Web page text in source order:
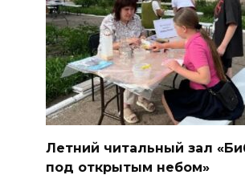
Летний читальный зал
под открытым небом»